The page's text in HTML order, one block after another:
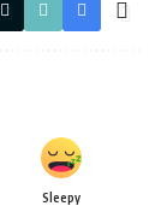
Sleepy